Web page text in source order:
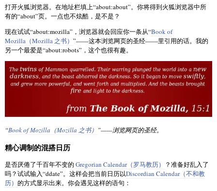
打开火狐浏览器。在地址栏填上“about:about”。你将得到火狐浏览器中所
有的“about”页。一点也不炫酷，是不是？
现在试试“about:mozilla”，浏览器就会回应你一条从“Book of
Mozilla（Mozilla 之书） ”——这本浏览网页的圣经——里引用的话。我的
另一个最爱是“about:robots”，这个也很有趣。
“Book of Mozilla（Mozilla 之书） ”——浏览网页的圣经。
精心调制的混搭日历
是否厌倦了千百年不变的 Gregorian Calendar（罗马教历）
？准备好乱入了
吗？试试输入“ddate”。这样会把当前日历以Discordian Calendar（不和教
历） 的方式显示出来。你会遇见这样的语句：